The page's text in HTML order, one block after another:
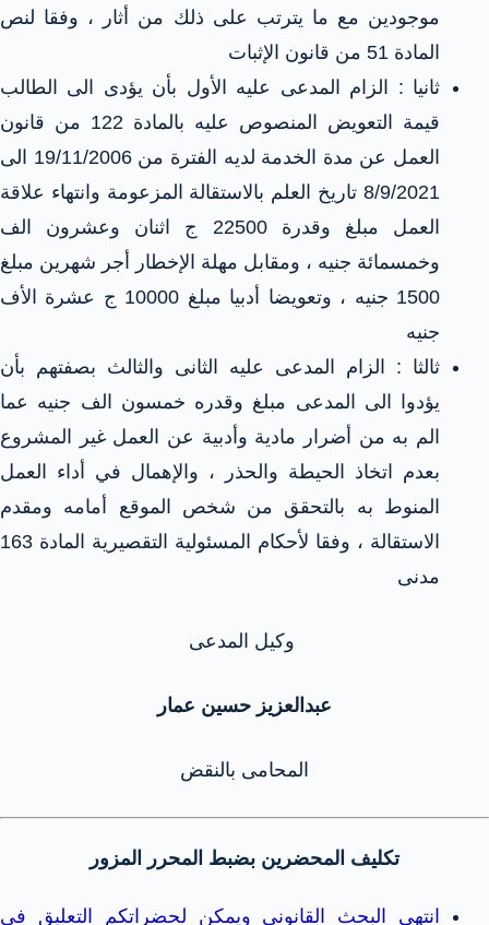
موجودين مع ما يترتب على ذلك من أثار ، وفقا لنص
المادة 51 من قانون الإثبات
ثانيا : الزام المدعى عليه الأول بأن يؤدى الى الطالب
قيمة التعويض المنصوص عليه بالمادة 122 من قانون
العمل عن مدة الخدمة لديه الفترة من 19/11/2006 الى
8/9/2021 تاريخ العلم بالاستقالة المزعومة وانتهاء علاقة
العمل مبلغ وقدرة 22500 ج اثنان وعشرون الف
وخمسمائة جنيه ، ومقابل مهلة الإخطار أجر شهرين مبلغ
1500 جنيه ، وتعويضا أدبيا مبلغ 10000 ج عشرة الأف
جنيه
ثالثا : الزام المدعى عليه الثانى والثالث بصفتهم بأن
يؤدوا الى المدعى مبلغ وقدره خمسون الف جنيه عما
الم به من أضرار مادية وأدبية عن العمل غير المشروع
بعدم اتخاذ الحيطة والحذر ، والإهمال في أداء العمل
المنوط به بالتحقق من شخص الموقع أمامه ومقدم
الاستقالة ، وفقا لأحكام المسئولية التقصيرية المادة 163
مدنى
وكيل المدعى
عبدالعزيز حسين عمار
المحامى بالنقض
تكليف المحضرين بضبط المحرر المزور
انتهي البحث القانوني ويمكن لحضراتكم التعليق في